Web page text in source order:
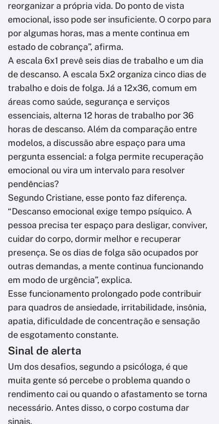
reorganizar a própria vida. Do ponto de vista
emocional, isso pode ser insuficiente. O corpo para
por algumas horas, mas a mente continua em
estado de cobrança”, afirma.
A escala 6x1 prevê seis dias de trabalho e um dia
de descanso. A escala 5x2 organiza cinco dias de
trabalho e dois de folga. Já a 12x36, comum em
áreas como saúde, segurança e serviços
essenciais, alterna 12 horas de trabalho por 36
horas de descanso. Além da comparação entre
modelos, a discussão abre espaço para uma
pergunta essencial: a folga permite recuperação
emocional ou vira um intervalo para resolver
pendências?
Segundo Cristiane, esse ponto faz diferença.
“Descanso emocional exige tempo psíquico. A
pessoa precisa ter espaço para desligar, conviver,
cuidar do corpo, dormir melhor e recuperar
presença. Se os dias de folga são ocupados por
outras demandas, a mente continua funcionando
em modo de urgência”, explica.
Esse funcionamento prolongado pode contribuir
para quadros de ansiedade, irritabilidade, insônia,
apatia, dificuldade de concentração e sensação
de esgotamento constante.
Sinal de alerta
Um dos desafios, segundo a psicóloga, é que
muita gente só percebe o problema quando o
rendimento cai ou quando o afastamento se torna
necessário. Antes disso, o corpo costuma dar
sinais.